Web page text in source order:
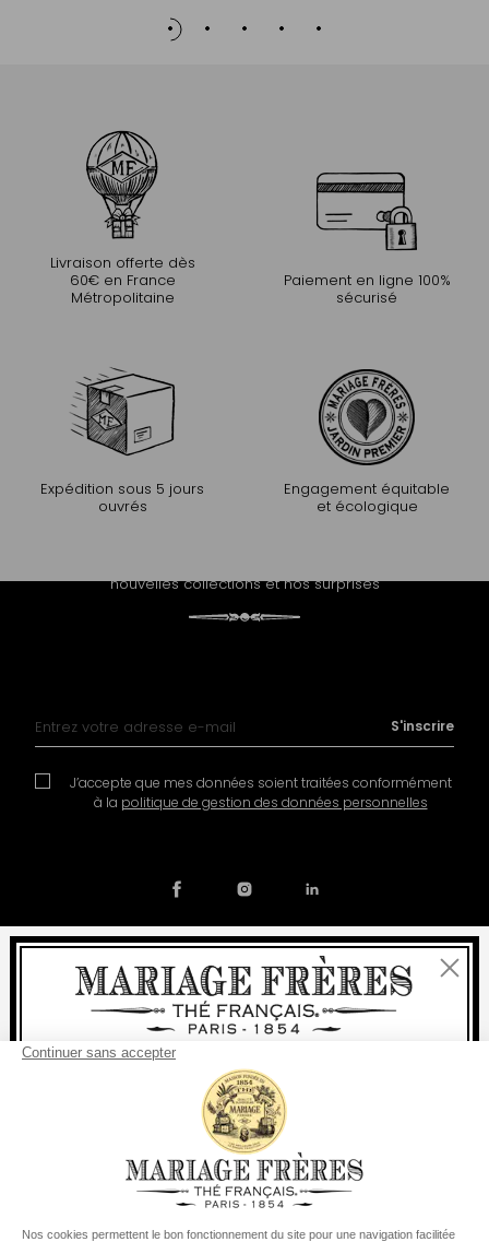
Livraison offerte dès
60€ en France
Métropolitaine
Paiement en ligne 100%
sécurisé
Expédition sous 5 jours
ouvrés
Engagement équitable
et écologique
nouvelles collections et nos surprises
J’accepte que mes données soient traitées conformément
à la politique de gestion des données personnelles
S'inscrire
Notre histoire
Mentions légales
Devenir partenaire
Préférences en matière de cookies
© COPYRIGHT 2026 / MARIAGE FRERES
Fermer
Bienvenue
Pour tout achat, lalivraisonrapide est
à partir de 60 € en France Métropolitaine
à partir de 150 €pour le reste du monde
Votre pays de livraison est défini surEtats-Unis